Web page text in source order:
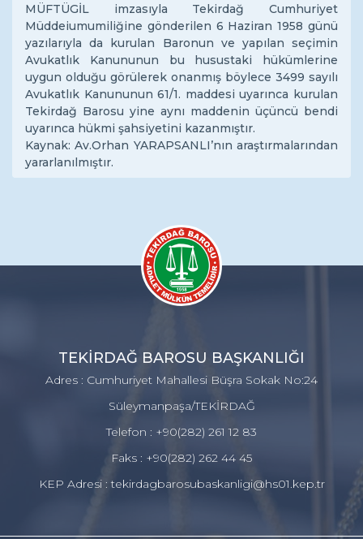
MÜFTÜGİL imzasıyla Tekirdağ Cumhuriyet
Müddeiumumiliğine gönderilen 6 Haziran 1958 günü
yazılarıyla da kurulan Baronun ve yapılan seçimin
Avukatlık Kanununun bu husustaki hükümlerine
uygun olduğu görülerek onanmış böylece 3499 sayılı
Avukatlık Kanununun 61/1. maddesi uyarınca kurulan
Tekirdağ Barosu yine aynı maddenin üçüncü bendi
uyarınca hükmi şahsiyetini kazanmıştır.
Kaynak: Av.Orhan YARAPSANLI’nın araştırmalarından
yararlanılmıştır.
TEKİRDAĞ BAROSU BAŞKANLIĞI
Adres : Cumhuriyet Mahallesi Büşra Sokak No:24
Süleymanpaşa/TEKİRDAĞ
Telefon : +90(282) 261 12 83
Faks : +90(282) 262 44 45
KEP Adresi : tekirdagbarosubaskanligi@hs01.kep.tr